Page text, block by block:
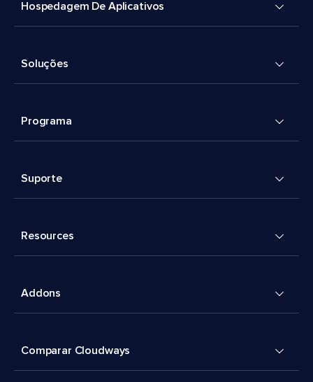
Hospedagem De Aplicativos
Soluções
Programa
Suporte
Resources
Addons
Comparar Cloudways